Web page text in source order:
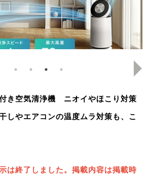
き空気清浄機 ニオイやほこり対策
しやエアコンの温度ムラ対策も、こ
は終了しました。掲載内容は掲載時